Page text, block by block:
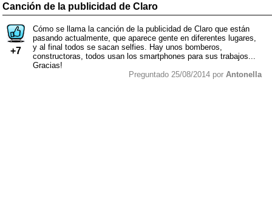
Canción de la publicidad de Claro
+7
Cómo se llama la canción de la publicidad de Claro que están
pasando actualmente, que aparece gente en diferentes lugares,
y al final todos se sacan selfies. Hay unos bomberos,
constructoras, todos usan los smartphones para sus trabajos...
Gracias!
Preguntado 25/08/2014 por Antonella